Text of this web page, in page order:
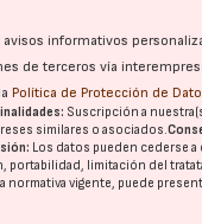
informativos
de terceros vía
Política de Protección de
Suscripción a
similares o asociados.
Los datos pueden cederse a
limitación del
normativa vigente, puede